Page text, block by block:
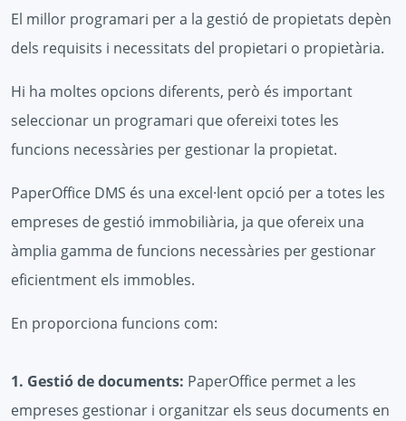
El millor programari per a la gestió de propietats depèn
dels requisits i necessitats del propietari o propietària.
Hi ha moltes opcions diferents, però és important
seleccionar un programari que ofereixi totes les
funcions necessàries per gestionar la propietat.
PaperOffice DMS és una excel·lent opció per a totes les
empreses de gestió immobiliària, ja que ofereix una
àmplia gamma de funcions necessàries per gestionar
eficientment els immobles.
En proporciona funcions com:
1. Gestió de documents: PaperOffice permet a les
empreses gestionar i organitzar els seus documents en